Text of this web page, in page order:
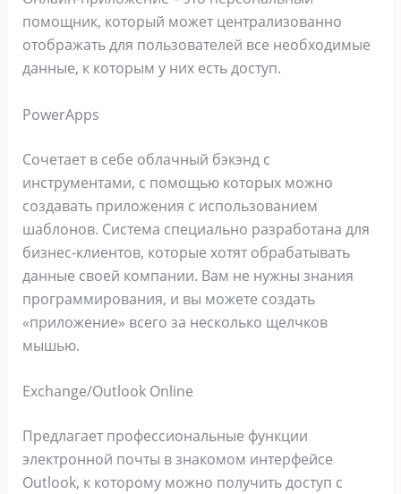
помощник, который может централизованно
отображать для пользователей все необходимые
данные, к которым у них есть доступ.
PowerApps
Сочетает в себе облачный бэкэнд с
инструментами, с помощью которых можно
создавать приложения с использованием
шаблонов. Система специально разработана для
бизнес-клиентов, которые хотят обрабатывать
данные своей компании. Вам не нужны знания
программирования, и вы можете создать
«приложение» всего за несколько щелчков
мышью.
Exchange/Outlook Online
Предлагает профессиональные функции
электронной почты в знакомом интерфейсе
Outlook, к которому можно получить доступ с